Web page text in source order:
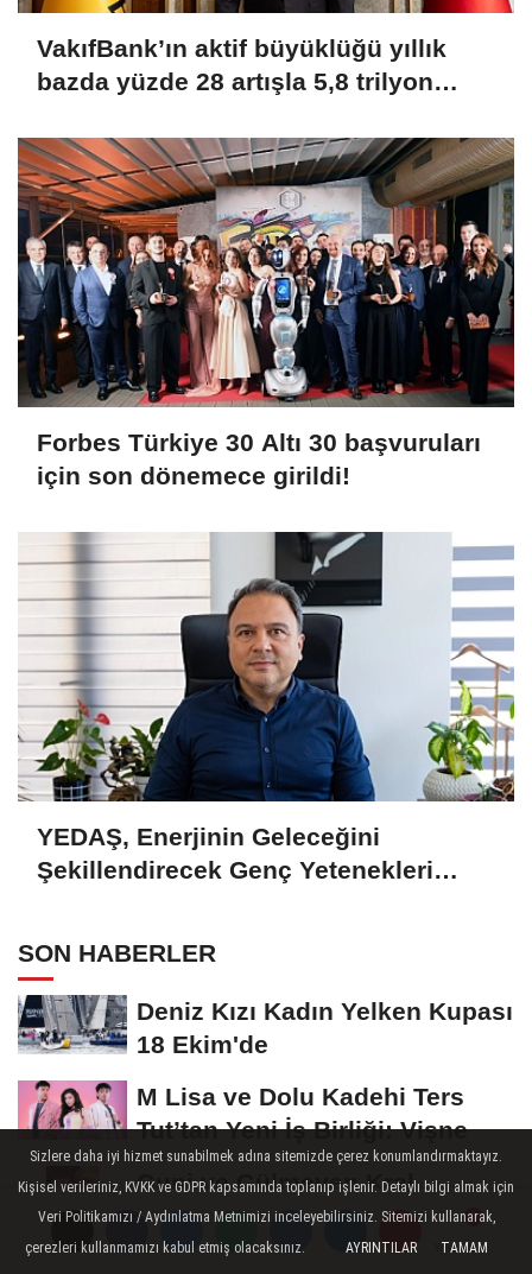
Yorumlar
Yorumlar
VakıfBank’ın aktif büyüklüğü yıllık
bazda yüzde 28 artışla 5,8 trilyon
Forbes Türkiye 30 Altı 30 başvuruları
için son dönemece girildi!
YEDAŞ, Enerjinin Geleceğini
Şekillendirecek Genç Yetenekleri
SON HABERLER
Deniz Kızı Kadın Yelken Kupası
18 Ekim'de
M Lisa ve Dolu Kadehi Ters
Tut’tan Yeni İş Birliği: Vişne
Gupi ve Gülmeyen Kral
Türkiye'nin ilk IMAX®
animasyon filmi oluyor
Sizlere daha iyi hizmet sunabilmek adına sitemizde çerez konumlandırmaktayız.
Kişisel verileriniz, KVKK ve GDPR kapsamında toplanıp işlenir. Detaylı bilgi almak için
Veri Politikamızı / Aydınlatma Metnimizi inceleyebilirsiniz. Sitemizi kullanarak,
çerezleri kullanmamızı kabul etmiş olacaksınız.
AYRINTILAR TAMAM